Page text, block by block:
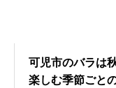
可児市のバラは
楽しむ季節ごと